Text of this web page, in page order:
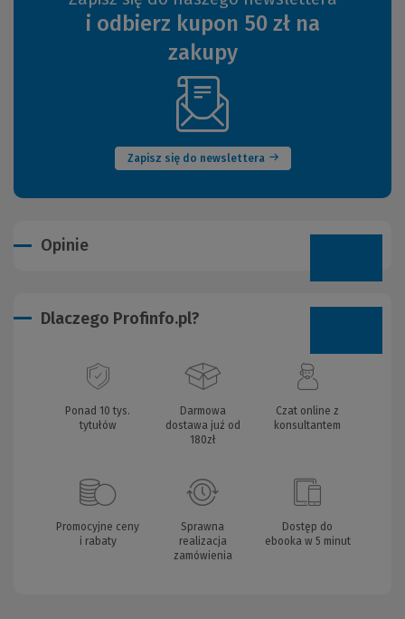
i odbierz kupon 50 zł na
zakupy
Zapisz się do newslettera
(Nowe
okno)
Opinie
Dlaczego Profinfo.pl?
Ponad 10 tys.
tytułów
Darmowa
dostawa już od
180zł
Czat online z
konsultantem
Promocyjne ceny
i rabaty
Sprawna
realizacja
zamówienia
Dostęp do
ebooka w 5 minut